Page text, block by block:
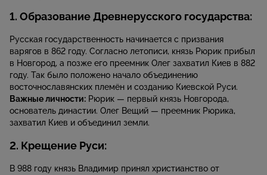
1. Образование Древнерусского государства:
Русская государственность начинается с призвания
варягов в 862 году. Согласно летописи, князь Рюрик прибыл
в Новгород, а позже его преемник Олег захватил Киев в 882
году. Так было положено начало объединению
восточнославянских племён и созданию Киевской Руси.
Важные личности: Рюрик — первый князь Новгорода,
основатель династии. Олег Вещий — преемник Рюрика,
захватил Киев и объединил земли.
2. Крещение Руси:
В 988 году князь Владимир принял христианство от